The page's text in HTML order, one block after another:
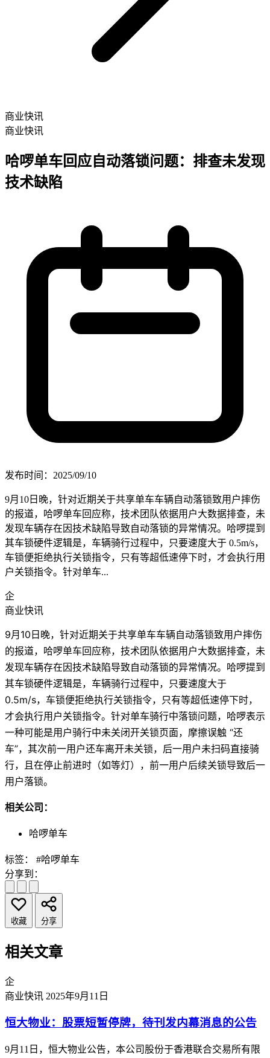
商业快讯
商业快讯
哈啰单车回应自动落锁问题：排查未发现
技术缺陷
发布时间：2025/09/10
9月10日晚，针对近期关于共享单车车辆自动落锁致用户摔伤
的报道，哈啰单车回应称，技术团队依据用户大数据排查，未
发现车辆存在因技术缺陷导致自动落锁的异常情况。哈啰提到
其车锁硬件逻辑是，车辆骑行过程中，只要速度大于 0.5m/s，
车锁便拒绝执行关锁指令，只有等超低速停下时，才会执行用
户关锁指令。针对单车...
企
商业快讯
9月10日晚，针对近期关于共享单车车辆自动落锁致用户摔伤
的报道，哈啰单车回应称，技术团队依据用户大数据排查，未
发现车辆存在因技术缺陷导致自动落锁的异常情况。哈啰提到
其车锁硬件逻辑是，车辆骑行过程中，只要速度大于
0.5m/s，车锁便拒绝执行关锁指令，只有等超低速停下时，
才会执行用户关锁指令。针对单车骑行中落锁问题，哈啰表示
一种可能是用户骑行中未关闭开关锁页面，摩擦误触 “还
车”，其次前一用户还车离开未关锁，后一用户未扫码直接骑
行，且在停止前进时（如等灯），前一用户后续关锁导致后一
用户落锁。
相关公司：
哈啰单车
标签：
#哈啰单车
分享到：
收藏 分享
相关文章
企
商业快讯 2025年9月11日
恒大物业：股票短暂停牌，待刊发内幕消息的公告
9月11日，恒大物业公告，本公司股份于香港联合交易所有限